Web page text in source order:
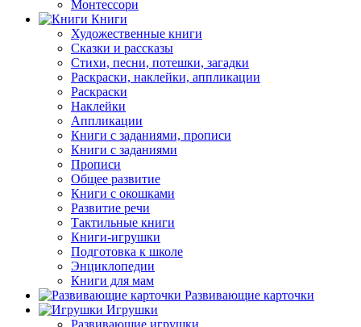
Монтессори
Книги
Художественные книги
Сказки и рассказы
Стихи, песни, потешки, загадки
Раскраски, наклейки, аппликации
Раскраски
Наклейки
Аппликации
Книги с заданиями, прописи
Книги с заданиями
Прописи
Общее развитие
Книги с окошками
Развитие речи
Тактильные книги
Книги-игрушки
Подготовка к школе
Энциклопедии
Книги для мам
Развивающие карточки
Игрушки
Развивающие игрушки